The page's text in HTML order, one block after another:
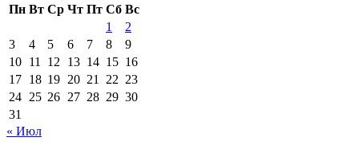
Пн Вт Ср Чт Пт Сб Вс
1
2
3
4 5 6 7 8
9
10 11 12 13 14 15 16
17 18 19 20 21 22 23
24 25 26 27 28 29 30
31
« Июл